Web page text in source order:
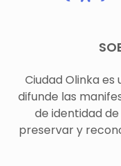
Ciudad Olinka
difunde las
de identidad
preservar y